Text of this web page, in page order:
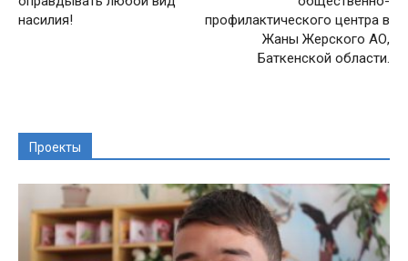
насилия!
профилактического центра в
Жаны Жерского АО,
Баткенской области.
Проекты